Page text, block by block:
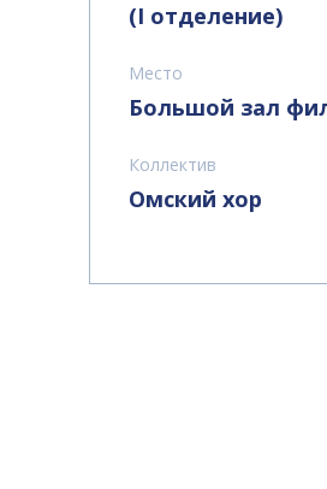
(I отделение)
Место
Большой зал
Коллектив
Омский хор